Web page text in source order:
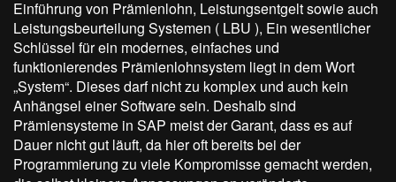
Einführung von Prämienlohn, Leistungsentgelt sowie auch
Leistungsbeurteilung Systemen ( LBU ), Ein wesentlicher
Schlüssel für ein modernes, einfaches und
funktionierendes Prämienlohnsystem liegt in dem Wort
„System“. Dieses darf nicht zu komplex und auch kein
Anhängsel einer Software sein. Deshalb sind
Prämiensysteme in SAP meist der Garant, dass es auf
Dauer nicht gut läuft, da hier oft bereits bei der
Programmierung zu viele Kompromisse gemacht werden,